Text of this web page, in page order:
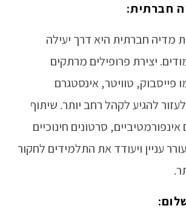
מדיה חברתית היא דרך יעילה
יצירת פרופילים מרתקים
פייסבוק, טוויטר, אינסטגרם
לעזור להגיע לקהל רחב יותר. שיתוף
סרטונים חינוכיים
עניין ויעודד את התלמידים לחקור